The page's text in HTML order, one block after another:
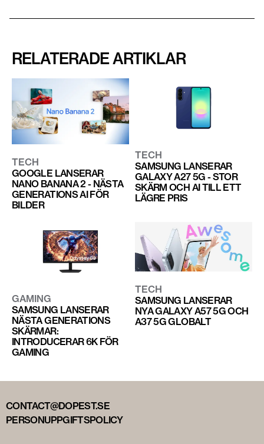
RELATERADE ARTIKLAR
TECH
GOOGLE LANSERAR
NANO BANANA 2 - NÄSTA
GENERATIONS AI FÖR
BILDER
TECH
SAMSUNG LANSERAR
GALAXY A27 5G - STOR
SKÄRM OCH AI TILL ETT
LÄGRE PRIS
GAMING
SAMSUNG LANSERAR
NÄSTA GENERATIONS
SKÄRMAR:
INTRODUCERAR 6K FÖR
GAMING
TECH
SAMSUNG LANSERAR
NYA GALAXY A57 5G OCH
A37 5G GLOBALT
CONTACT@DOPEST.SE
PERSONUPPGIFTSPOLICY